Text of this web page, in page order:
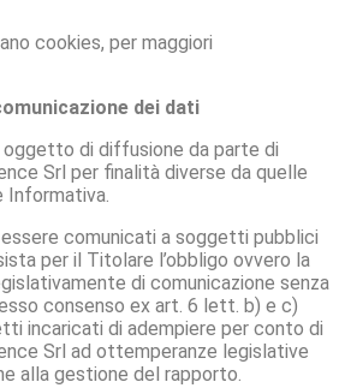
cookies, per maggiori
dei dati
oggetto di diffusione da parte di
Srl per finalità diverse da quelle
Informativa.
comunicati a soggetti pubblici
per il Titolare l’obbligo ovvero la
di comunicazione senza
consenso ex art. 6 lett. b) e c)
incaricati di adempiere per conto di
Srl ad ottemperanze legislative
alla gestione del rapporto.